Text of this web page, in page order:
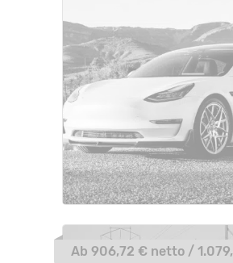
Ab 906,72 € netto /